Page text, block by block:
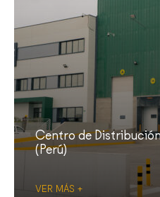
Centro de
(Perú)
VER MÁS +